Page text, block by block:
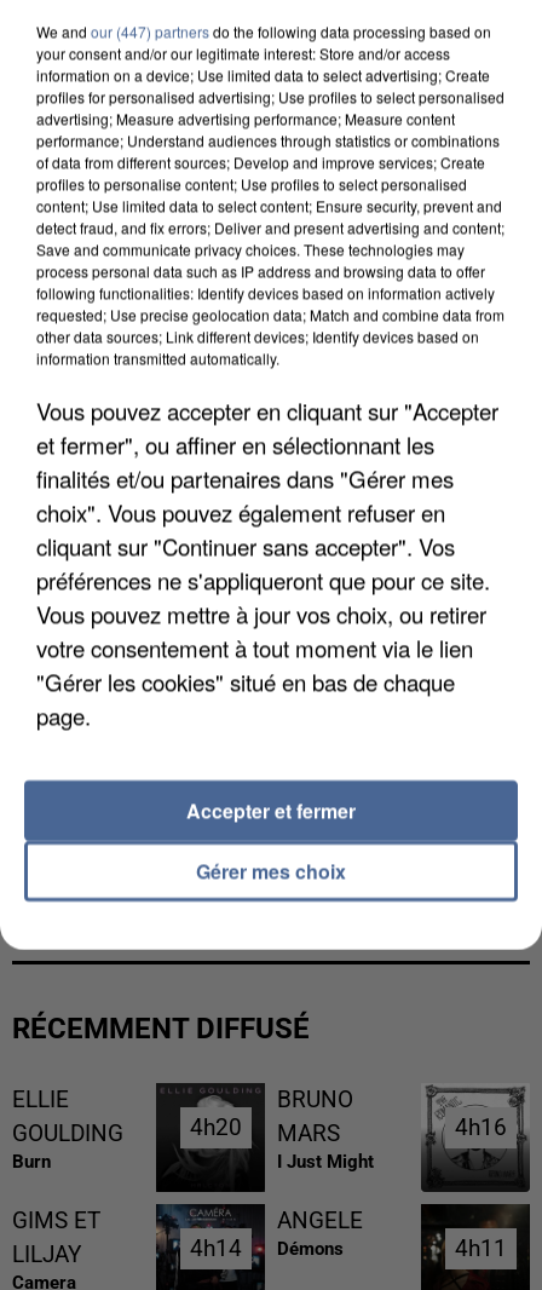
APRÈS TOUTES CES CANICULES, LES REFUGES
DE FAUNE SAUVAGE SONT...
L’UN DES FONDATEURS SUPPOSÉS DE LA DZ
MAFIA INTERPELLÉ EN ALGÉRIE
RÉCEMMENT DIFFUSÉ
ELLIE
GOULDING
Burn
4h20
4h20
BRUNO
MARS
I Just Might
4h16
4h16
GIMS ET
LILJAY
Camera
4h14
4h14
ANGELE
Démons 4h11
4h11
We and our (447) partnersdo the following data processing based on
your consent and/or our legitimate interest: Store and/or access
information on a device; Use limited data to select advertising; Create
profiles for personalised advertising; Use profiles to select personalised
advertising; Measure advertising performance; Measure content
performance; Understand audiences through statistics or combinations
of data from different sources; Develop and improve services; Create
profiles to personalise content; Use profiles to select personalised
content; Use limited data to select content; Ensure security, prevent and
detect fraud, and fix errors; Deliver and present advertising and content;
Save and communicate privacy choices. These technologies may
process personal data such as IP address and browsing data to offer
following functionalities: Identify devices based on information actively
requested; Use precise geolocation data; Match and combine data from
other data sources; Link different devices; Identify devices based on
information transmitted automatically.
Vous pouvez accepter en cliquant sur "Accepter
et fermer", ou affiner en sélectionnant les
finalités et/ou partenaires dans "Gérer mes
choix". Vous pouvez également refuser en
cliquant sur "Continuer sans accepter". Vos
préférences ne s'appliqueront que pour ce site.
Vous pouvez mettre à jour vos choix, ou retirer
votre consentement à tout moment via le lien
"Gérer les cookies" situé en bas de chaque
page.
Gérer mes choix
Accepter et fermer